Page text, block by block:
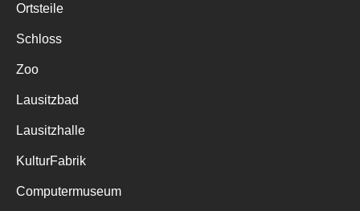
Ortsteile
Schloss
Zoo
Lausitzbad
Lausitzhalle
KulturFabrik
Computermuseum